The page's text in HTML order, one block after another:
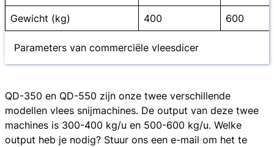
Gewicht (kg) 400 600
Parameters van commerciële vleesdicer
QD-350 en QD-550 zijn onze twee verschillende
modellen vlees snijmachines. De output van deze twee
machines is 300-400 kg/u en 500-600 kg/u. Welke
output heb je nodig? Stuur ons een e-mail om het te